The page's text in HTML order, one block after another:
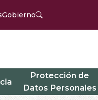
Gobierno
Protección de
Datos Personales